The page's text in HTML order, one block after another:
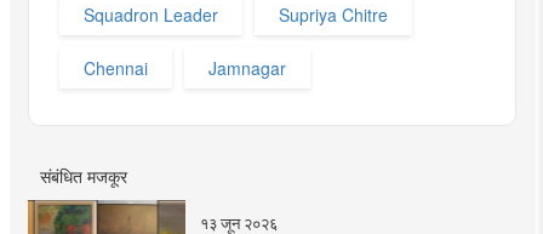
Squadron Leader Supriya Chitre
Chennai Jamnagar
संबंधित मजकूर
१३ जून २०२६